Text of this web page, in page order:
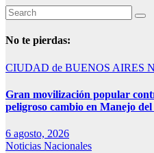
No te pierdas:
CIUDAD de BUENOS AIRES
Gran movilización popular
peligroso cambio en Manejo del
6 agosto, 2026
Noticias Nacionales